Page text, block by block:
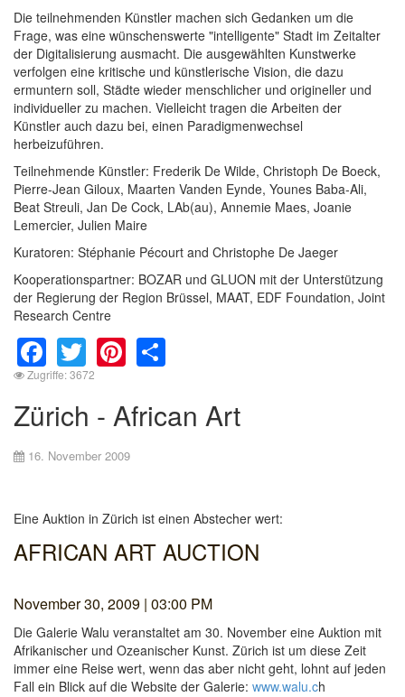
Die teilnehmenden Künstler machen sich Gedanken um die
Frage, was eine wünschenswerte "intelligente" Stadt im Zeitalter
der Digitalisierung ausmacht. Die ausgewählten Kunstwerke
verfolgen eine kritische und künstlerische Vision, die dazu
ermuntern soll, Städte wieder menschlicher und origineller und
individueller zu machen. Vielleicht tragen die Arbeiten der
Künstler auch dazu bei, einen Paradigmenwechsel
herbeizuführen.
Teilnehmende Künstler: Frederik De Wilde, Christoph De Boeck,
Pierre-Jean Giloux, Maarten Vanden Eynde, Younes Baba-Ali,
Beat Streuli, Jan De Cock, LAb(au), Annemie Maes, Joanie
Lemercier, Julien Maire
Kuratoren: Stéphanie Pécourt and Christophe De Jaeger
Kooperationspartner: BOZAR und GLUON mit der Unterstützung
der Regierung der Region Brüssel, MAAT, EDF Foundation, Joint
Research Centre
Facebook
TwitterPinterest
Zugriffe: 3672
Zürich - African Art
16. November 2009
Eine Auktion in Zürich ist einen Abstecher wert:
AFRICAN ART AUCTION
November 30, 2009 | 03:00 PM
Die Galerie Walu veranstaltet am 30. November eine Auktion mit
Afrikanischer und Ozeanischer Kunst. Zürich ist um diese Zeit
immer eine Reise wert, wenn das aber nicht geht, lohnt auf jeden
Fall ein Blick auf die Website der Galerie: www.walu.ch